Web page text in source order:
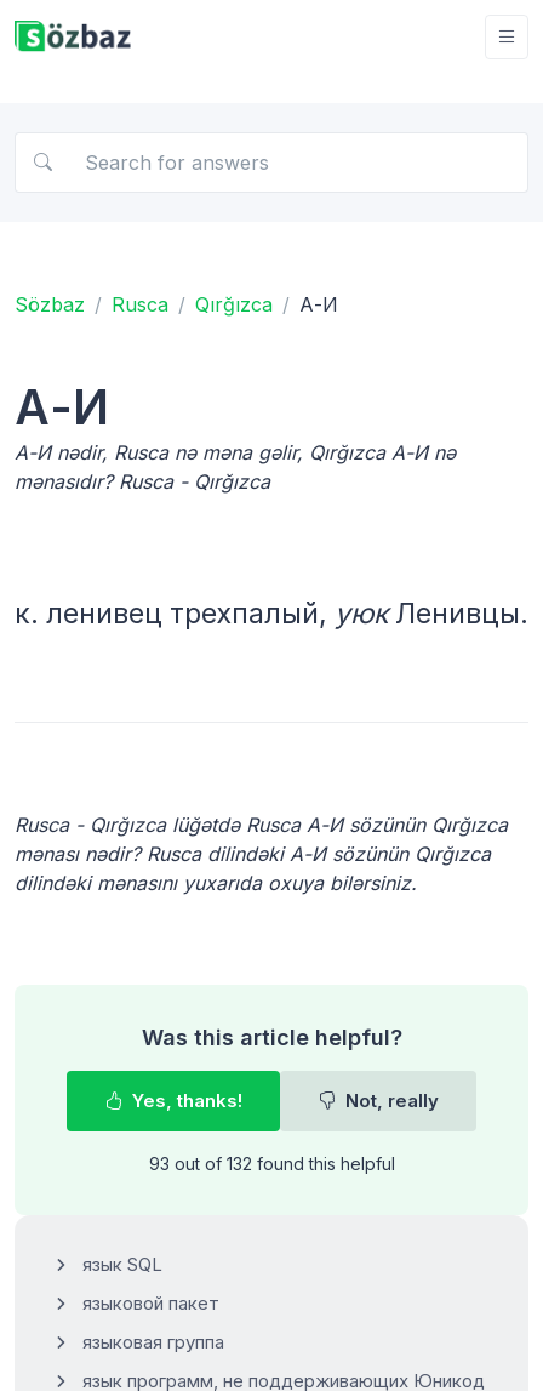
Sözbaz Rusca Qırğızca А-И
А-И
А-И nədir, Rusca nə məna gəlir, Qırğızca А-И nə
mənasıdır? Rusca - Qırğızca
к. ленивец трехпалый, уюк Ленивцы.
Rusca - Qırğızca lüğətdə Rusca А-И sözünün Qırğızca
mənası nədir? Rusca dilindəki А-И sözünün Qırğızca
dilindəki mənasını yuxarıda oxuya bilərsiniz.
Was this article helpful?
Yes, thanks! Not, really
93 out of 132 found this helpful
язык SQL
языковой пакет
языковая группа
язык программ, не поддерживающих Юникод